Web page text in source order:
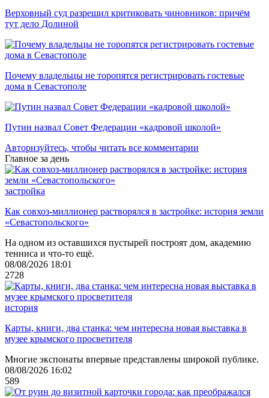
Верховный суд разрешил критиковать чиновников: причём
тут дело Долиной
Почему владельцы не торопятся регистрировать гостевые
дома в Севастополе
Путин назвал Совет Федерации «кадровой школой»
Авторизуйтесь, чтобы читать все комментарии
Главное за день
застройка
Как совхоз-миллионер растворялся в застройке: история земли
«Севастопольского»
На одном из оставшихся пустырей построят дом, академию
тенниса и что-то ещё.
08/08/2026 18:01
2728
история
Карты, книги, два станка: чем интересна новая выставка в
музее крымского просветителя
Многие экспонаты впервые представлены широкой публике.
08/08/2026 16:02
589